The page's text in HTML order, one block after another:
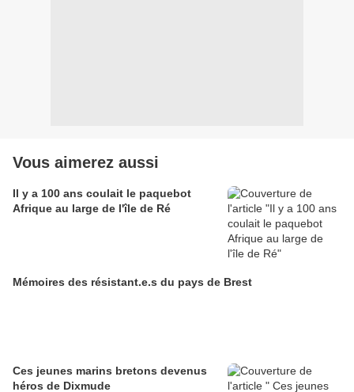
Vous aimerez aussi
Il y a 100 ans coulait le paquebot
Afrique au large de l'île de Ré
Mémoires des résistant.e.s du pays de Brest
Ces jeunes marins bretons devenus
héros de Dixmude